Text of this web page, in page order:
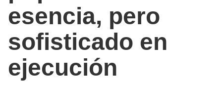
esencia, pero
sofisticado en
ejecución